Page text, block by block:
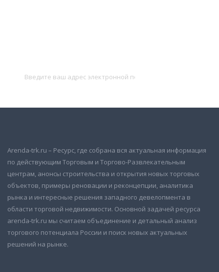
Arenda-trk.ru – Ресурс, где собрана вся актуальная информация
по действующим Торговым и Торгово-Развлекательным
центрам, анонсы строительства и открытия новых торговых
объектов, примеры реновации и реконцепции, аналитика
рынка и интересные решения западного девелопмента в
области торговой недвижимости. Основной задачей ресурса
arenda-trk.ru мы считаем объединение и детальный анализ
торгового потенциала России и поиск новых актуальных
решений на рынке.